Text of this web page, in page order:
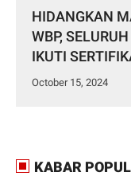
HIDANGKAN
WBP,
IKUTI
BANGLI
October 15, 2024
KABAR